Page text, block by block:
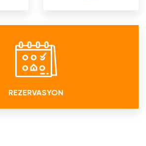
REZERVASYON